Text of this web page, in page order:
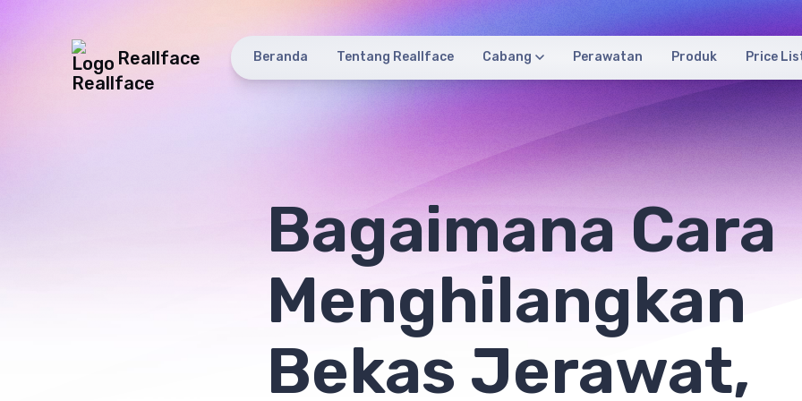
Reallface Beranda Tentang Reallface Cabang Perawatan Produk Price
Bagaimana Cara
Menghilangkan
Bekas Jerawat,